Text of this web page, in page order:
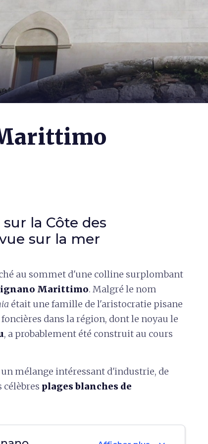
la Côte des
sur la mer
au sommet d'une colline surplombant
Marittimo. Malgré le nom
était une famille de l'aristocratie pisane
dans la région, dont le noyau le
, a probablement été construit au cours
mélange intéressant d'industrie, de
plages blanches de